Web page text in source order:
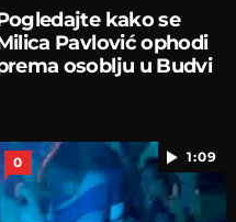
kako se
Pavlović ophodi
osoblju u Budvi
1:09
0